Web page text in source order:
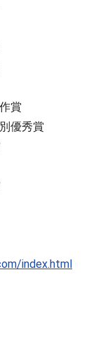
賞
優秀賞
index.html